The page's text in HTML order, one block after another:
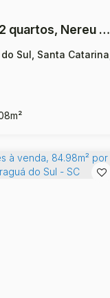
Casa Geminada com 2 quartos, Nereu Ramos - Jaraguá do Sul
Sul, Santa Catarina,
m²